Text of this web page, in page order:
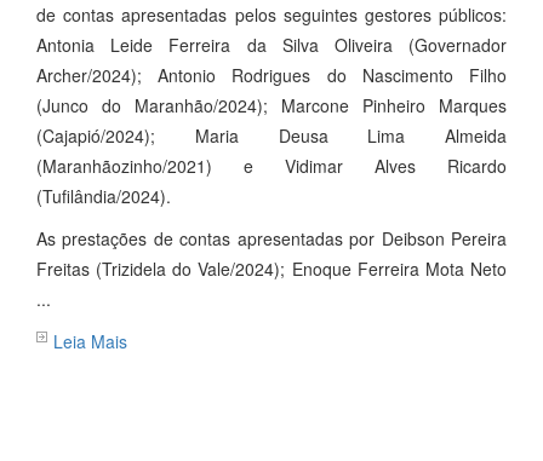
de contas apresentadas pelos seguintes gestores públicos:
Antonia Leide Ferreira da Silva Oliveira (Governador
Archer/2024); Antonio Rodrigues do Nascimento Filho
(Junco do Maranhão/2024); Marcone Pinheiro Marques
(Cajapió/2024); Maria Deusa Lima Almeida
(Maranhãozinho/2021) e Vidimar Alves Ricardo
(Tufilândia/2024).
As prestações de contas apresentadas por Deibson Pereira
Freitas (Trizidela do Vale/2024); Enoque Ferreira Mota Neto
...
Leia Mais